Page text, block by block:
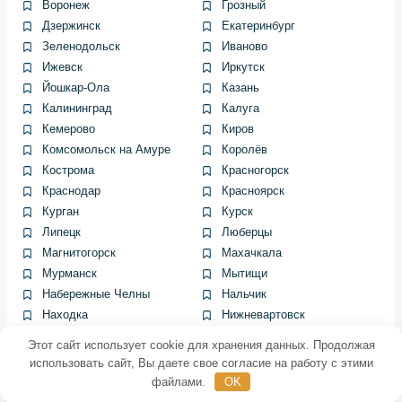
жидкость прозрачная или слегка желтоватая.
Затем измерение содержания воды тестером.
Если содержание воды превышает порог, либо
точка кипения ниже допустимой, планируется
замена. Перед снятием трубок делаю фото
расположения и уровней, чтобы повторно не
ошибиться.
Очищаю крышку бачка и отвожу к ней чистую
тару для долива. Подключаю прозрачную трубку
к штуцеру прокачки на суппорте, другой конец в
емкость для отработки.
Последовательность прокачки: принцип — от
самого далёкого тормозного цилиндра к
ближайшему относительно главного тормозного
цилиндра. Это позволяет эффективнее удалить
воздух из системы.
Использую вакуумный насос или помощника,
который нажимает педаль. Открываю штуцер,
Воронеж
Грозный
Дзержинск
Екатеринбург
Зеленодольск
Иваново
Ижевск
Иркутск
Йошкар-Ола
Казань
Калининград
Калуга
Кемерово
Киров
Комсомольск на Амуре
Королёв
Кострома
Красногорск
Краснодар
Красноярск
Курган
Курск
Липецк
Люберцы
Магнитогорск
Махачкала
Мурманск
Мытищи
Набережные Челны
Нальчик
Находка
Нижневартовск
Новокузнецк
Новосибирск
Этот сайт использует cookie для хранения данных. Продолжая
использовать сайт, Вы даете свое согласие на работу с этими
файлами.
OK